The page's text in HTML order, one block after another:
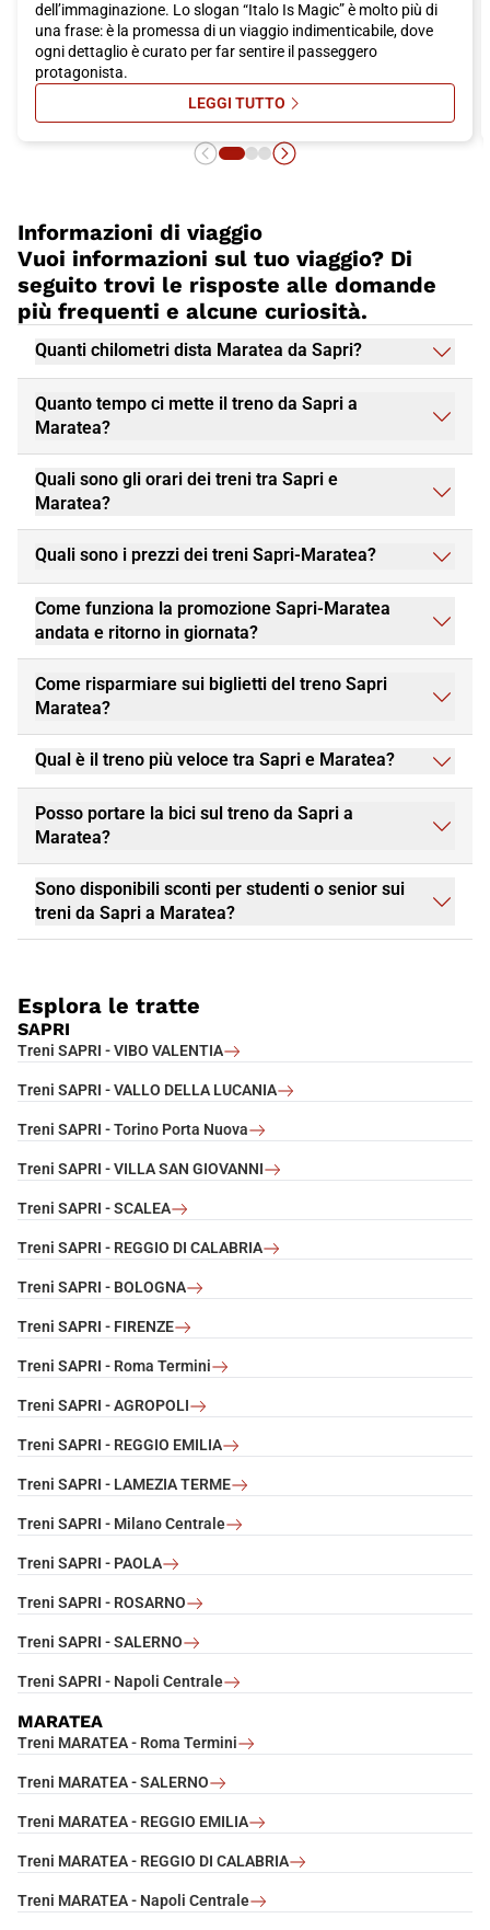
dell’immaginazione. Lo slogan “Italo Is Magic” è molto più di
una frase: è la promessa di un viaggio indimenticabile, dove
ogni dettaglio è curato per far sentire il passeggero
protagonista.
LEGGI TUTTOSU ITALO IS MAGIC: ON AIR LA
Informazioni di viaggio
Vuoi informazioni sul tuo viaggio? Di
seguito trovi le risposte alle domande
più frequenti e alcune curiosità.
Quanti chilometri dista Maratea da Sapri?
Quanto tempo ci mette il treno da Sapri a
Maratea?
Quali sono gli orari dei treni tra Sapri e
Maratea?
Quali sono i prezzi dei treni Sapri-Maratea?
Come funziona la promozione Sapri-Maratea
andata e ritorno in giornata?
Come risparmiare sui biglietti del treno Sapri
Maratea?
Qual è il treno più veloce tra Sapri e Maratea?
Posso portare la bici sul treno da Sapri a
Maratea?
Sono disponibili sconti per studenti o senior sui
treni da Sapri a Maratea?
Esplora le tratte
SAPRI
Treni SAPRI - VIBO VALENTIA
Treni SAPRI - VALLO DELLA LUCANIA
Treni SAPRI - Torino Porta Nuova
Treni SAPRI - VILLA SAN GIOVANNI
Treni SAPRI - SCALEA
Treni SAPRI - REGGIO DI CALABRIA
Treni SAPRI - BOLOGNA
Treni SAPRI - FIRENZE
Treni SAPRI - Roma Termini
Treni SAPRI - AGROPOLI
Treni SAPRI - REGGIO EMILIA
Treni SAPRI - LAMEZIA TERME
Treni SAPRI - Milano Centrale
Treni SAPRI - PAOLA
Treni SAPRI - ROSARNO
Treni SAPRI - SALERNO
Treni SAPRI - Napoli Centrale
MARATEA
Treni MARATEA - Roma Termini
Treni MARATEA - SALERNO
Treni MARATEA - REGGIO EMILIA
Treni MARATEA - REGGIO DI CALABRIA
Treni MARATEA - Napoli Centrale